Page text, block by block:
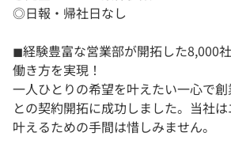
◎日報・帰社日なし
◼︎経験豊富な営業部が開拓した8,000
働き方を実現！
一人ひとりの希望を叶えたい一心で
との契約開拓に成功しました。当社
叶えるための手間は惜しみません。